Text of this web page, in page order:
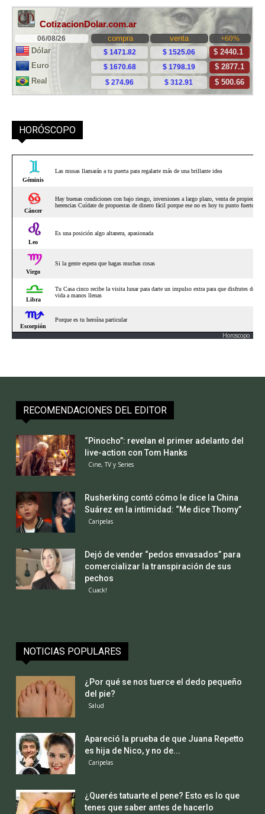
HORÓSCOPO
Horoscopo
RECOMENDACIONES DEL EDITOR
“Pinocho”: revelan el primer adelanto del
live-action con Tom Hanks
Cine, TV y Series
Rusherking contó cómo le dice la China
Suárez en la intimidad: “Me dice Thomy”
Caripelas
Dejó de vender “pedos envasados” para
comercializar la transpiración de sus
pechos
Cuack!
NOTICIAS POPULARES
¿Por qué se nos tuerce el dedo pequeño
del pie?
Salud
Apareció la prueba de que Juana Repetto
es hija de Nico, y no de...
Caripelas
¿Querés tatuarte el pene? Esto es lo que
tenes que saber antes de hacerlo